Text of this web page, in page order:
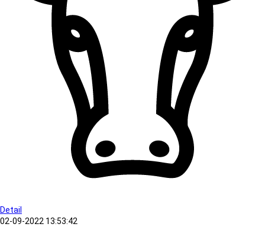
Detail
02-09-2022 13:53:42